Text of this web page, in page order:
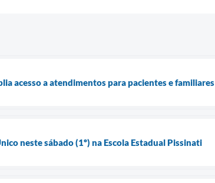
acesso a atendimentos para pacientes e familiares
neste sábado (1º) na Escola Estadual Pissinati